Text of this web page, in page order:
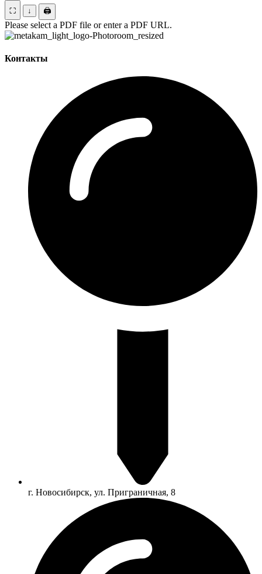
⛶ ↓ 🖨
Please select a PDF file or enter a PDF URL.
Контакты
г. Новосибирск, ул. Приграничная, 8